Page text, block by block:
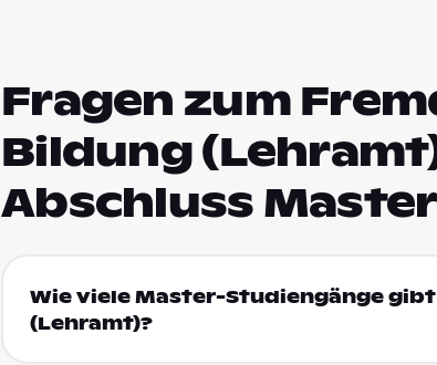
Fragen zum
Bildung
Abschluss Master
Wie viele Master-Studiengänge
(Lehramt)?